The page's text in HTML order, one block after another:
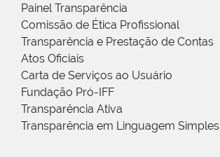
Painel Transparência
Comissão de Ética Profissional
Transparência e Prestação de Contas
Atos Oficiais
Carta de Serviços ao Usuário
Fundação Pró-IFF
Transparência Ativa
Transparência em Linguagem Simples